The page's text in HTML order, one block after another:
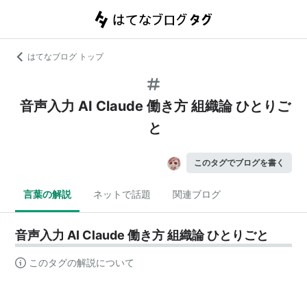
はてなブログ トップ
音声入力 AI Claude 働き方 組織論 ひとりご
と
このタグでブログを書く
言葉の解説 ネットで話題 関連ブログ
音声入力 AI Claude 働き方 組織論 ひとりごと
このタグの解説について